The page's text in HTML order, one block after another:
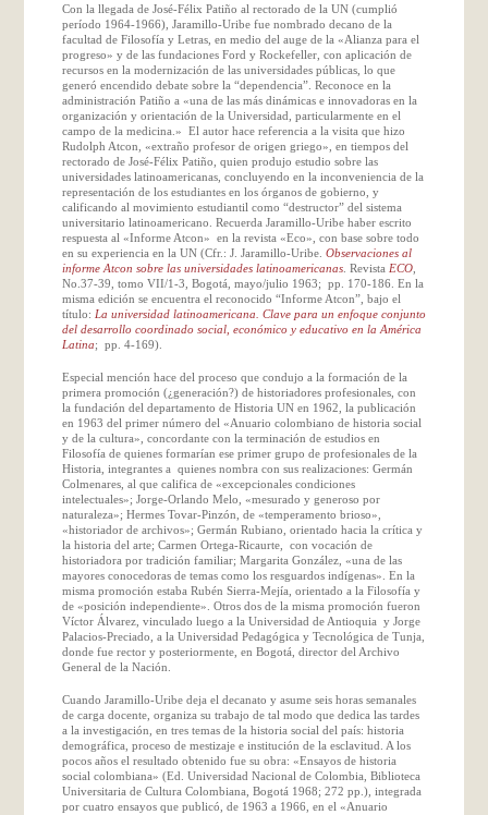
Con la llegada de José-Félix Patiño al rectorado de la UN (cumplió
período 1964-1966), Jaramillo-Uribe fue nombrado decano de la
facultad de Filosofía y Letras, en medio del auge de la «Alianza para el
progreso» y de las fundaciones Ford y Rockefeller, con aplicación de
recursos en la modernización de las universidades públicas, lo que
generó encendido debate sobre la “dependencia”. Reconoce en la
administración Patiño a «una de las más dinámicas e innovadoras en la
organización y orientación de la Universidad, particularmente en el
campo de la medicina.» El autor hace referencia a la visita que hizo
Rudolph Atcon, «extraño profesor de origen griego», en tiempos del
rectorado de José-Félix Patiño, quien produjo estudio sobre las
universidades latinoamericanas, concluyendo en la inconveniencia de la
representación de los estudiantes en los órganos de gobierno, y
calificando al movimiento estudiantil como “destructor” del sistema
universitario latinoamericano. Recuerda Jaramillo-Uribe haber escrito
respuesta al «Informe Atcon» en la revista «Eco», con base sobre todo
en su experiencia en la UN (Cfr.: J. Jaramillo-Uribe. Observaciones al
informe Atcon sobre las universidades latinoamericanas. Revista ECO,
No.37-39, tomo VII/1-3, Bogotá, mayo/julio 1963; pp. 170-186. En la
misma edición se encuentra el reconocido “Informe Atcon”, bajo el
título: La universidad latinoamericana. Clave para un enfoque conjunto
del desarrollo coordinado social, económico y educativo en la América
Latina; pp. 4-169).
Especial mención hace del proceso que condujo a la formación de la
primera promoción (¿generación?) de historiadores profesionales, con
la fundación del departamento de Historia UN en 1962, la publicación
en 1963 del primer número del «Anuario colombiano de historia social
y de la cultura», concordante con la terminación de estudios en
Filosofía de quienes formarían ese primer grupo de profesionales de la
Historia, integrantes a quienes nombra con sus realizaciones: Germán
Colmenares, al que califica de «excepcionales condiciones
intelectuales»; Jorge-Orlando Melo, «mesurado y generoso por
naturaleza»; Hermes Tovar-Pinzón, de «temperamento brioso»,
«historiador de archivos»; Germán Rubiano, orientado hacia la crítica y
la historia del arte; Carmen Ortega-Ricaurte, con vocación de
historiadora por tradición familiar; Margarita González, «una de las
mayores conocedoras de temas como los resguardos indígenas». En la
misma promoción estaba Rubén Sierra-Mejía, orientado a la Filosofía y
de «posición independiente». Otros dos de la misma promoción fueron
Víctor Álvarez, vinculado luego a la Universidad de Antioquia y Jorge
Palacios-Preciado, a la Universidad Pedagógica y Tecnológica de Tunja,
donde fue rector y posteriormente, en Bogotá, director del Archivo
General de la Nación.
Cuando Jaramillo-Uribe deja el decanato y asume seis horas semanales
de carga docente, organiza su trabajo de tal modo que dedica las tardes
a la investigación, en tres temas de la historia social del país: historia
demográfica, proceso de mestizaje e institución de la esclavitud. A los
pocos años el resultado obtenido fue su obra: «Ensayos de historia
social colombiana» (Ed. Universidad Nacional de Colombia, Biblioteca
Universitaria de Cultura Colombiana, Bogotá 1968; 272 pp.), integrada
por cuatro ensayos que publicó, de 1963 a 1966, en el «Anuario